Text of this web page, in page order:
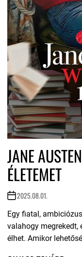
JANE
ÉLETEMET
2025.08.01.
Egy fiatal,
valahogy megrekedt,
élhet. Amikor